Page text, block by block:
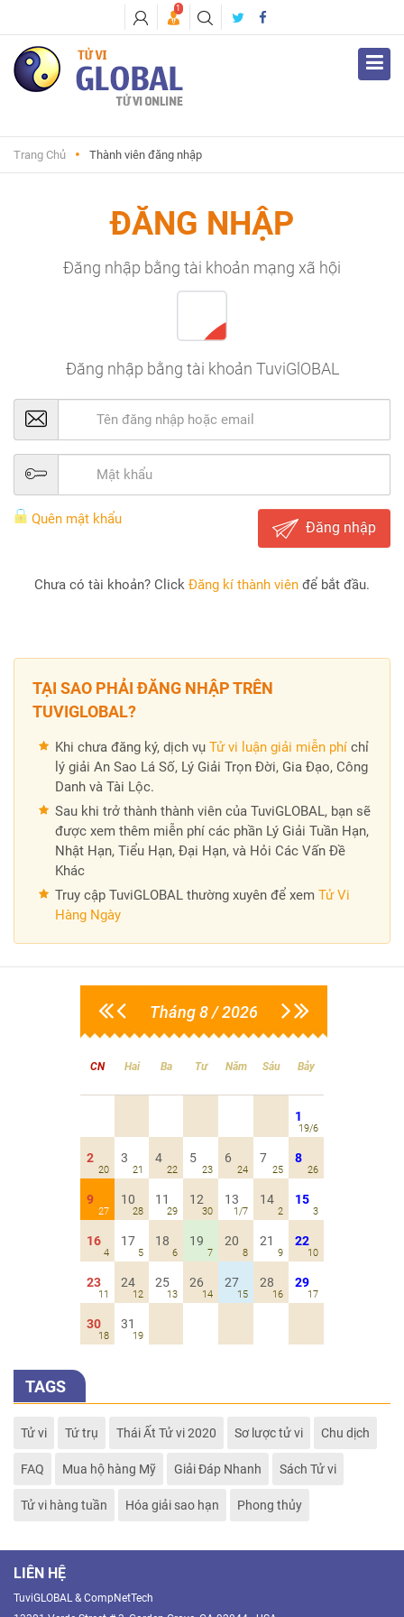
1
Trang Chủ Thành viên đăng nhập
ĐĂNG NHẬP
Đăng nhập bằng tài khoản mạng xã hội
Đăng nhập bằng tài khoản TuviGlOBAL
Quên mật khẩu Đăng nhập
Chưa có tài khoản? Click Đăng kí thành viên để bắt đầu.
TẠI SAO PHẢI ĐĂNG NHẬP TRÊN
TUVIGLOBAL?
Khi chưa đăng ký, dịch vụ Tử vi luận giải miễn phí chỉ
lý giải An Sao Lá Số, Lý Giải Trọn Đời, Gia Đạo, Công
Danh và Tài Lộc.
Sau khi trở thành thành viên của TuviGLOBAL, bạn sẽ
được xem thêm miễn phí các phần Lý Giải Tuần Hạn,
Nhật Hạn, Tiểu Hạn, Đại Hạn, và Hỏi Các Vấn Đề
Khác
Truy cập TuviGLOBAL thường xuyên để xem Tử Vi
Hàng Ngày
Tháng 8 / 2026
CN Hai Ba Tư Năm Sáu Bảy
1
19/6
2
20
3
21
4
22
5
23
6
24
7
25
8
26
9
27
10
28
11
29
12
30
13
1/7
14
2
15
3
16
4
17
5
18
6
19
7
20
8
21
9
22
10
23
11
24
12
25
13
26
14
27
15
28
16
29
17
30
18
31
19
TAGS
Tử vi Tứ trụ Thái Ất Tử vi 2020 Sơ lược tử vi Chu dịch
FAQ Mua hộ hàng Mỹ Giải Đáp Nhanh Sách Tử vi
Tử vi hàng tuần Hóa giải sao hạn Phong thủy
LIÊN HỆ
TuviGLOBAL & CompNetTech